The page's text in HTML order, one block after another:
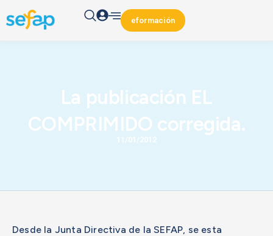
eformación
La publicación EL
COMPRIMIDO corregida.
11/01/2012
Desde la Junta Directiva de la SEFAP, se esta